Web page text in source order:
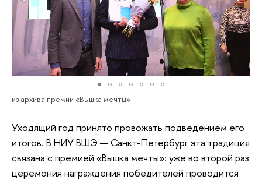
из архива премии «Вышка мечты»
Уходящий год принято провожать подведением его
итогов. В НИУ ВШЭ — Санкт-Петербург эта традиция
связана с премией «Вышка мечты»: уже во второй раз
церемония награждения победителей проводится